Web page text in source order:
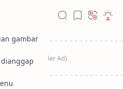
gambar
dianggap